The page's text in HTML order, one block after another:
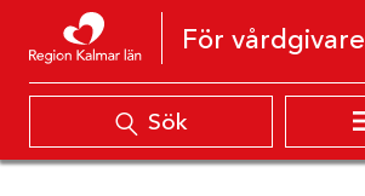
Hoppa till innehåll
För vårdgivare
Sök